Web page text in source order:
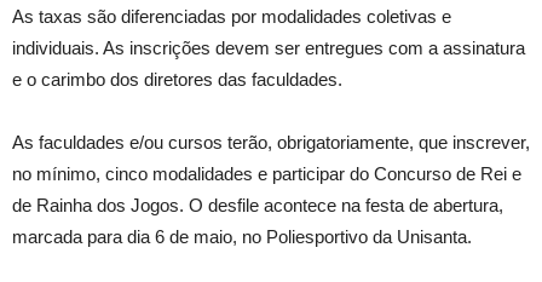
As taxas são diferenciadas por modalidades coletivas e
individuais. As inscrições devem ser entregues com a assinatura
e o carimbo dos diretores das faculdades.
As faculdades e/ou cursos terão, obrigatoriamente, que inscrever,
no mínimo, cinco modalidades e participar do Concurso de Rei e
de Rainha dos Jogos. O desfile acontece na festa de abertura,
marcada para dia 6 de maio, no Poliesportivo da Unisanta.